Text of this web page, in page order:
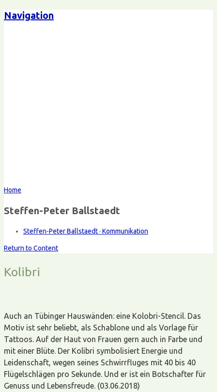
Navigation
Home
Steffen-Peter Ballstaedt
Steffen-Peter Ballstaedt · Kommunikation
Return to Content
Kolibri
Auch an Tübinger Hauswänden: eine Kolobri-Stencil. Das
Motiv ist sehr beliebt, als Schablone und als Vorlage für
Tattoos. Auf der Haut von Frauen gern auch in Farbe und
mit einer Blüte. Der Kolibri symbolisiert Energie und
Leidenschaft, wegen seines Schwirrfluges mit 40 bis 40
Flügelschlägen pro Sekunde. Und er ist ein Botschafter für
Genuss und Lebensfreude. (03.06.2018)